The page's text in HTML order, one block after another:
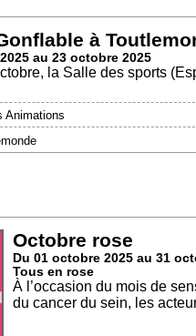
à
au 23 octobre 2025
la Salle des sports
Animations
Octobre rose
Du 01 octobre 2025 au 31
Tous en rose
À l’occasion du mois de
du cancer du sein, les